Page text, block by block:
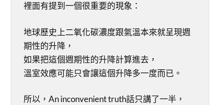
裡面有提到一個很重要的現象：
地球歷史上二氧化碳濃度跟氣溫本來就呈現週
期性的升降，
如果把這個週期性的升降計算進去，
溫室效應可能只會讓這個升降多一度而已。
所以，An inconvenient truth話只講了一半，